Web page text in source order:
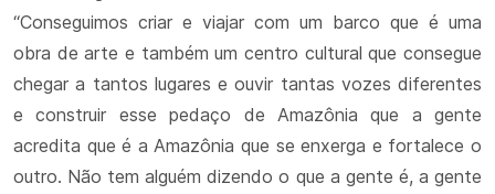
“Conseguimos criar e viajar com um barco que é uma
obra de arte e também um centro cultural que consegue
chegar a tantos lugares e ouvir tantas vozes diferentes
e construir esse pedaço de Amazônia que a gente
acredita que é a Amazônia que se enxerga e fortalece o
outro. Não tem alguém dizendo o que a gente é, a gente